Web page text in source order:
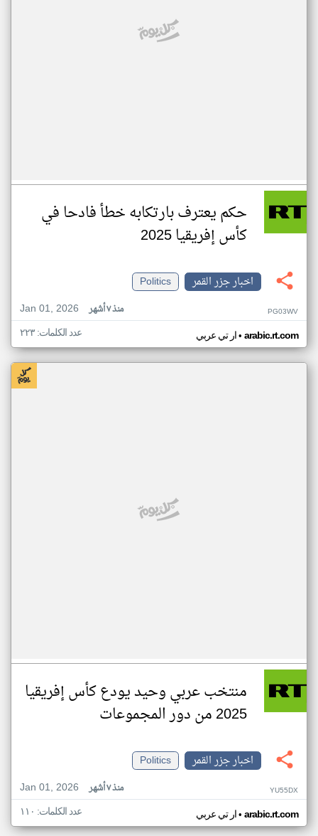
حكم يعترف بارتكابه خطأ فادحا في
كأس إفريقيا 2025
اخبار جزر القمر
Politics
Jan 01, 2026
منذ ٧ أشهر PG03WV
ار تي عربي• arabic.rt.com عدد الكلمات: ٢٢٣
منتخب عربي وحيد يودع كأس إفريقيا
2025 من دور المجموعات
اخبار جزر القمر
Politics
Jan 01, 2026
منذ ٧ أشهر YU55DX
ار تي عربي• arabic.rt.com عدد الكلمات: ١١٠